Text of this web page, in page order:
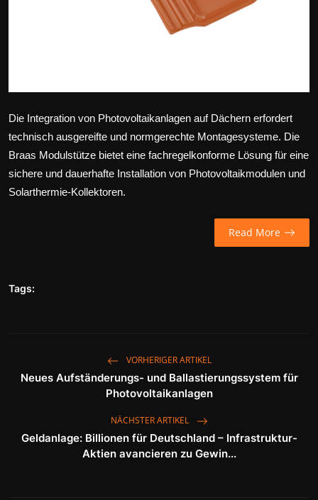
Die Integration von Photovoltaikanlagen auf Dächern erfordert
technisch ausgereifte und normgerechte Montagesysteme. Die
Braas Modulstütze bietet eine fachregelkonforme Lösung für eine
sichere und dauerhafte Installation von Photovoltaikmodulen und
Solarthermie-Kollektoren.
Read More
Tags:
VORHERIGER ARTIKEL
Neues Aufständerungs- und Ballastierungssystem für
Photovoltaikanlagen
NÄCHSTER ARTIKEL
Geldanlage: Billionen für Deutschland – Infrastruktur-
Aktien avancieren zu Gewin...